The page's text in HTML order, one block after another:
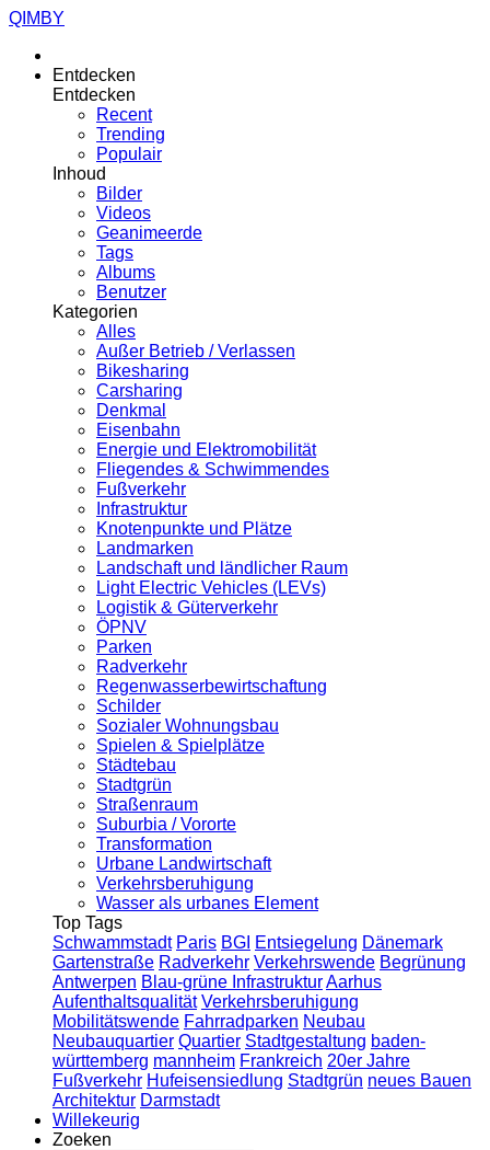
QIMBY
Entdecken
Entdecken
Recent
Trending
Populair
Inhoud
Bilder
Videos
Geanimeerde
Tags
Albums
Benutzer
Kategorien
Alles
Außer Betrieb / Verlassen
Bikesharing
Carsharing
Denkmal
Eisenbahn
Energie und Elektromobilität
Fliegendes & Schwimmendes
Fußverkehr
Infrastruktur
Knotenpunkte und Plätze
Landmarken
Landschaft und ländlicher Raum
Light Electric Vehicles (LEVs)
Logistik & Güterverkehr
ÖPNV
Parken
Radverkehr
Regenwasserbewirtschaftung
Schilder
Sozialer Wohnungsbau
Spielen & Spielplätze
Städtebau
Stadtgrün
Straßenraum
Suburbia / Vororte
Transformation
Urbane Landwirtschaft
Verkehrsberuhigung
Wasser als urbanes Element
Top Tags
Schwammstadt Paris BGI Entsiegelung Dänemark
Gartenstraße Radverkehr Verkehrswende Begrünung
Antwerpen Blau-grüne InfrastrukturAarhus
Aufenthaltsqualität Verkehrsberuhigung
Mobilitätswende Fahrradparken Neubau
Neubauquartier Quartier Stadtgestaltung baden-
württemberg mannheim Frankreich 20er Jahre
Fußverkehr Hufeisensiedlung Stadtgrün neues Bauen
Architektur Darmstadt
Willekeurig
Zoeken